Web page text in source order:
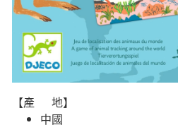
【產 地】
中國